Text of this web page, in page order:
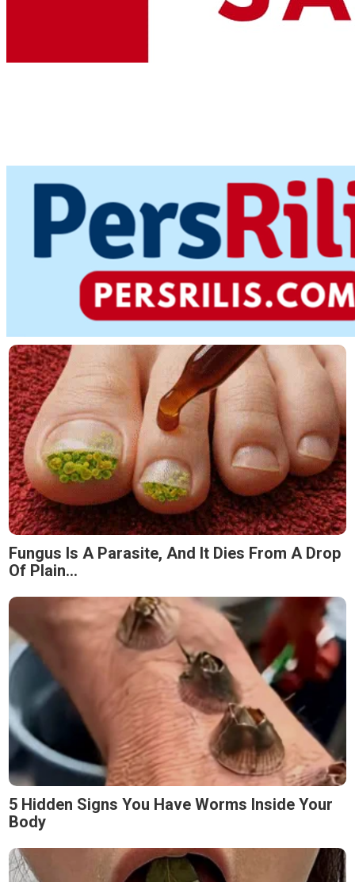
Fungus Is A Parasite, And It Dies From A Drop
Of Plain...
5 Hidden Signs You Have Worms Inside Your
Body